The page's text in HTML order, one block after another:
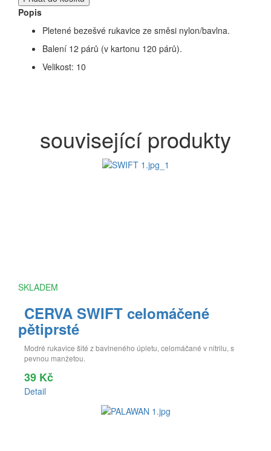
Popis
Pletené bezešvé rukavice ze směsi nylon/bavlna.
Balení 12 párů (v kartonu 120 párů).
Velikost: 10
související produkty
SKLADEM
CERVA SWIFT celomáčené
pětiprsté
Modré rukavice šité z bavlneného úpletu, celomáčané v nitrilu, s
pevnou manžetou.
39 Kč
Detail